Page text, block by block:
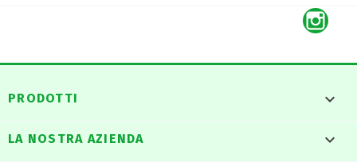
PRODOTTI 
LA NOSTRA AZIENDA 